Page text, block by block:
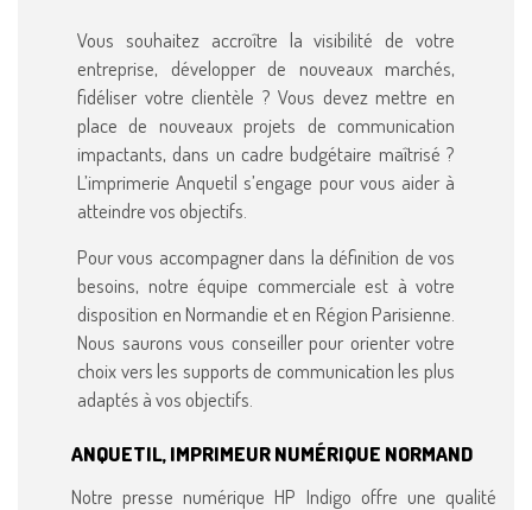
Vous souhaitez accroître la visibilité de votre
entreprise, développer de nouveaux marchés,
fidéliser votre clientèle ? Vous devez mettre en
place de nouveaux projets de communication
impactants, dans un cadre budgétaire maîtrisé ?
L’imprimerie Anquetil s’engage pour vous aider à
atteindre vos objectifs.
Pour vous accompagner dans la définition de vos
besoins, notre équipe commerciale est à votre
disposition en Normandie et en Région Parisienne.
Nous saurons vous conseiller pour orienter votre
choix vers les supports de communication les plus
adaptés à vos objectifs.
ANQUETIL, IMPRIMEUR NUMÉRIQUE NORMAND
Notre presse numérique HP Indigo offre une qualité